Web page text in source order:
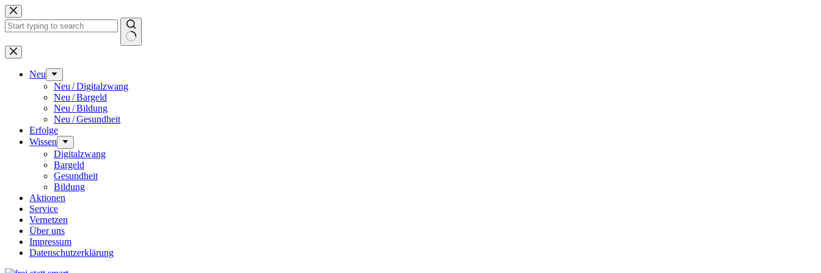
Zum
Inhalt
springen
Keine
Ergebnisse
Neu
Neu / Digitalzwang
Neu / Bargeld
Neu / Bildung
Neu / Gesundheit
Erfolge
Wissen
Digitalzwang
Bargeld
Gesundheit
Bildung
Aktionen
Service
Vernetzen
Über uns
Impressum
Datenschutz­erklärung